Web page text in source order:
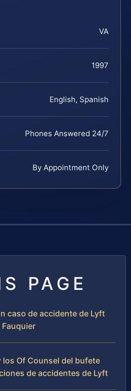
VA
1997
English, Spanish
Phones Answered 24/7
By Appointment Only
PAGE
caso de accidente de Lyft
los Of Counsel del bufete
de accidentes de Lyft